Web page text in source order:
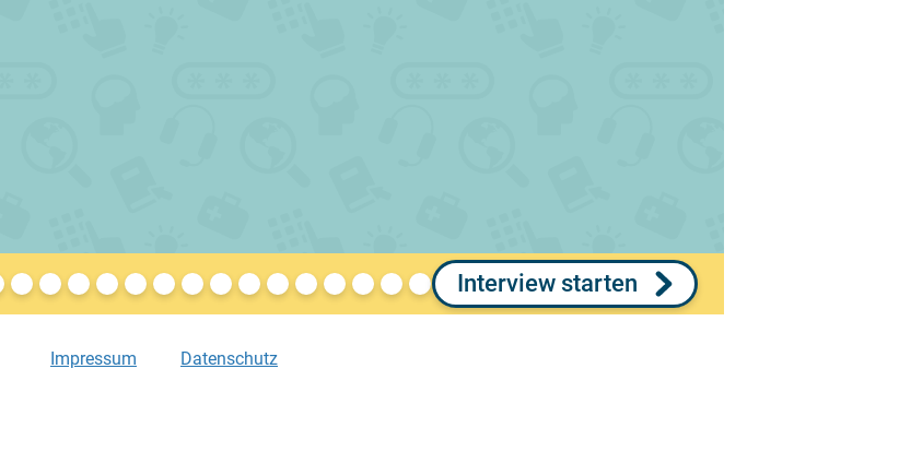
Interview starten
Impressum Datenschutz